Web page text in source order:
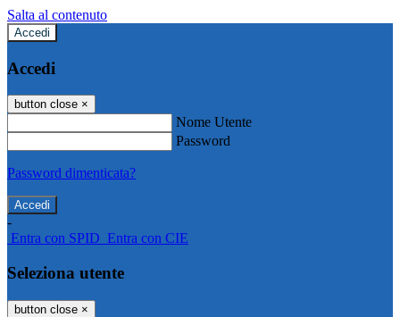
Salta al contenuto
Accedi
Accedi
button close ×
Nome Utente
Password
Password dimenticata?
-
Entra con SPID Entra con CIE
Seleziona utente
button close ×